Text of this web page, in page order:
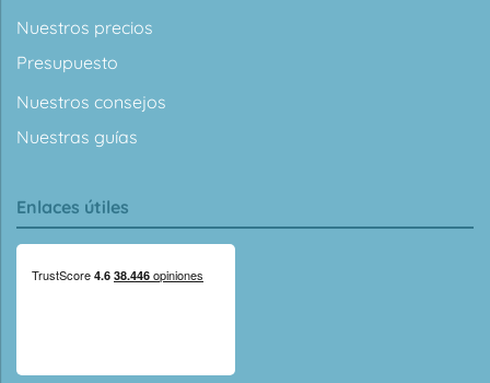
Nuestros precios
Presupuesto
Nuestros consejos
Nuestras guías
Enlaces útiles